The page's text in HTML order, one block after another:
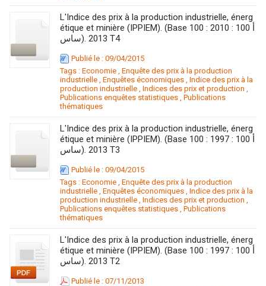
L'Indice des prix à la production industrielle, énerg
étique et minière (IPPIEM). (Base 100 : 2010 : 100 أ
ساس). 2013 T4
Publié le : 09/04/2015
Tags : Economie , Enquête des prix à la production
industrielle , Enquêtes économiques , Indice des prix à la
production industrielle , Indices des prix et production ,
Publications enquêtes statistiques , Publications
thématiques
L'Indice des prix à la production industrielle, énerg
étique et minière (IPPIEM). (Base 100 : 1997 : 100 أ
ساس). 2013 T3
Publié le : 09/04/2015
Tags : Economie , Enquête des prix à la production
industrielle , Enquêtes économiques , Indice des prix à la
production industrielle , Indices des prix et production ,
Publications enquêtes statistiques , Publications
thématiques
L'Indice des prix à la production industrielle, énerg
étique et minière (IPPIEM). (Base 100 : 1997 : 100 أ
ساس). 2013 T2
Publié le : 07/11/2013